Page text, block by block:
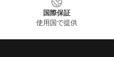
国際保証
使用国で提供